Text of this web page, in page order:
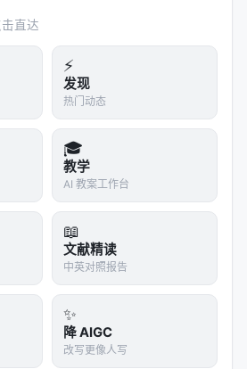
直达
⚡
发现
热门动态
🎓
教学
AI 教案工作台
📖
文献精读
中英对照报告
✨
降 AIGC
改写更像人写